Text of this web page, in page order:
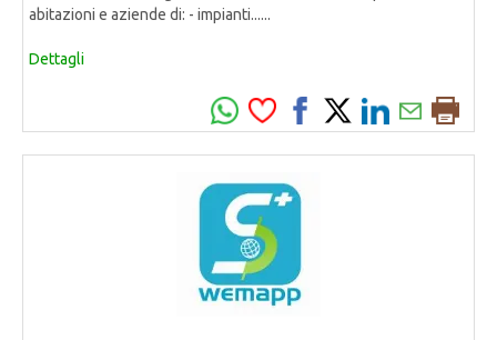
abitazioni e aziende di: - impianti......
Dettagli